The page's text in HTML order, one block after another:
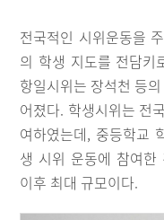
전국적인 시위운동을
의 학생 지도를 전담키
항일시위는 장석천 등
어졌다. 학생시위는 전
여하였는데, 중등학교
생 시위 운동에 참여
이후 최대 규모이다.